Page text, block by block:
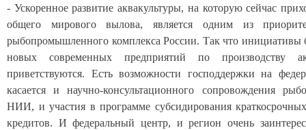
- Ускоренное развитие аквакультуры, на которую сейчас
общего мирового вылова, является одним из
рыбопромышленного комплекса России. Так что инициативы
новых современных предприятий по производству
приветствуются. Есть возможности господдержки на
касается и научно-консультационного сопровождения
НИИ, и участия в программе субсидирования
кредитов. И федеральный центр, и регион очень